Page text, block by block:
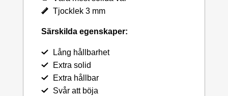
Tjocklek 3 mm
Särskilda egenskaper:
Lång hållbarhet
Extra solid
Extra hållbar
Svår att böja